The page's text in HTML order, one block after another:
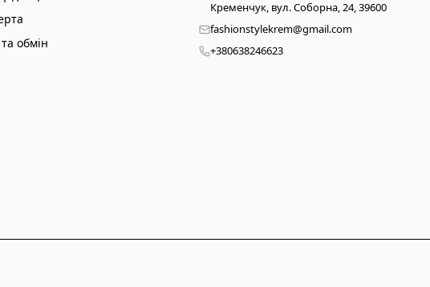
обмін
Кременчук, вул. Соборна, 24, 39600
fashionstylekrem@gmail.com
+380638246623